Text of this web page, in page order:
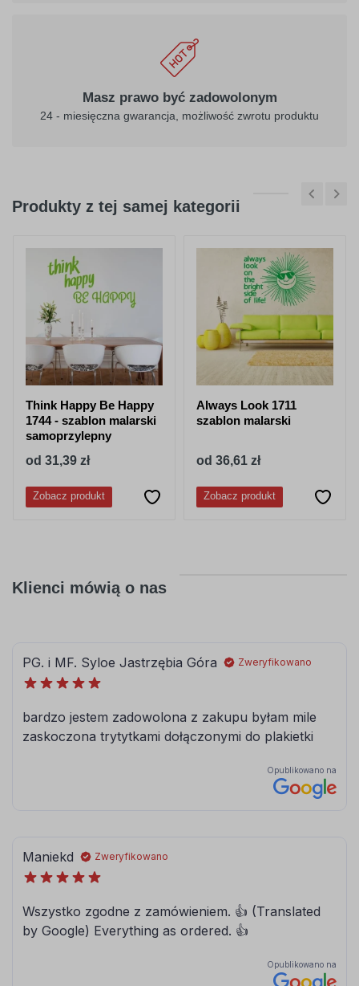
Masz prawo być zadowolonym
24 - miesięczna gwarancja, możliwość zwrotu produktu
Produkty z tej samej kategorii
Think Happy Be Happy
1744 - szablon malarski
samoprzylepny
od 31,39 zł
Zobacz produkt
Always Look 1711
szablon malarski
od 36,61 zł
Zobacz produkt
Klienci mówią o nas